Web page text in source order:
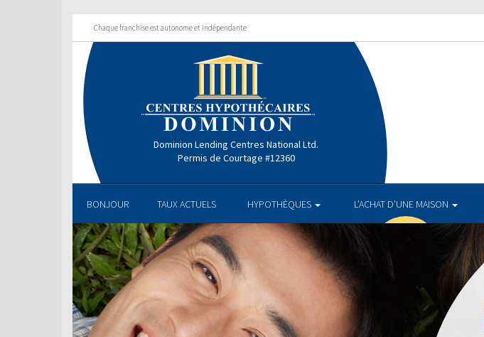
Chaque franchise est autonome et indépendante
Dominion Lending Centres National Ltd.
Permis de Courtage #12360
BONJOUR TAUX ACTUELS HYPOTHÈQUES L’ACHAT D’UNE MAISON